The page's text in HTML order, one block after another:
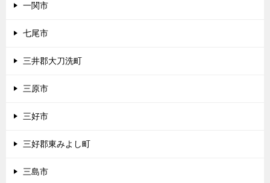
一関市
七尾市
三井郡大刀洗町
三原市
三好市
三好郡東みよし町
三島市